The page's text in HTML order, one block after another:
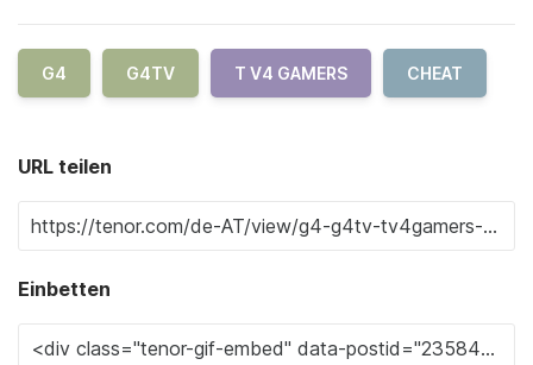
G4 G4TV T V4 GAMERS CHEAT
URL teilen
Einbetten